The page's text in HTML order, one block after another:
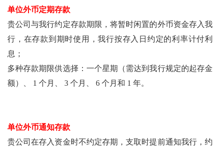
单位外币定期存款
贵公司与我行约定存款期限，将暂时闲置的外币资金存入我
行，在存款到期时使用，我行按存入日约定的利率计付利
息；
多种存款期限供选择：一个星期（需达到我行规定的起存金
额）、 1 个月、 3 个月、 6 个月和 1 年。
单位外币通知存款
贵公司在存入资金时不约定存期，支取时提前通知我行，约